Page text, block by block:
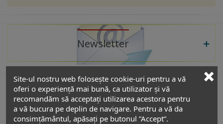
Site-ul nostru web folosește cookie-uri pentru a vă
oferi o experiență mai bună, ca utilizator și vă
recomandăm să acceptați utilizarea acestora pentru
a vă bucura pe deplin de navigare. Pentru a vă da
consimțământul, apăsați pe butonul ”Accept”.
Newsletter
De interes